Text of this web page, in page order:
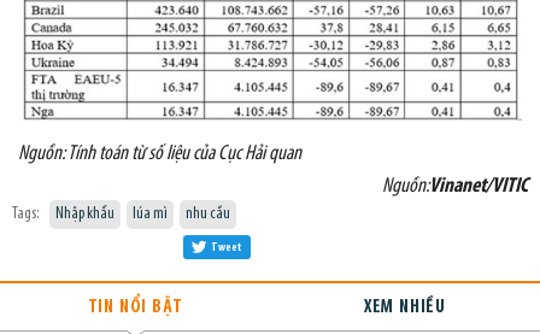
Nguồn: Tính toán từ số liệu của Cục Hải quan
Nguồn:Vinanet/VITIC
Tags: Nhập khẩu lúa mì nhu cầu
Tweet
TIN NỔI BẬT XEM NHIỀU